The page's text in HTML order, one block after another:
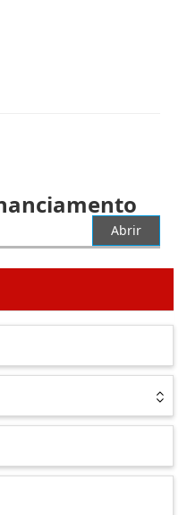
Abrir